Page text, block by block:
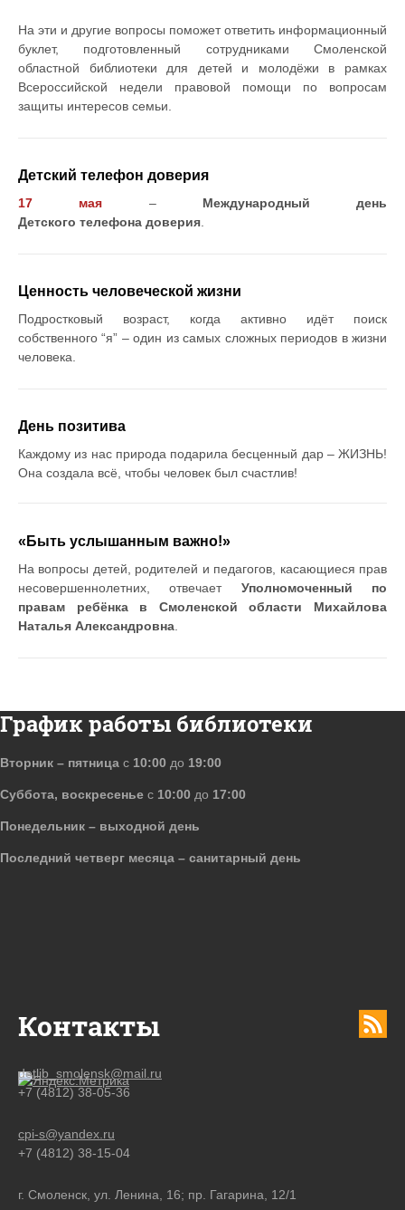
На эти и другие вопросы поможет ответить информационный
буклет, подготовленный сотрудниками Смоленской
областной библиотеки для детей и молодёжи в рамках
Всероссийской недели правовой помощи по вопросам
защиты интересов семьи.
Детский телефон доверия
17 мая – Международный день
Детского телефона доверия
Ценность человеческой жизни
Подростковый возраст, когда активно идёт поиск
собственного “я” – один из самых сложных периодов в жизни
человека.
День позитива
Каждому из нас природа подарила бесценный дар – ЖИЗНЬ!
Она создала всё, чтобы человек был счастлив!
«Быть услышанным важно!»
На вопросы детей, родителей и педагогов, касающиеся прав
несовершеннолетних, отвечает Уполномоченный по
правам ребёнка в Смоленской области Михайлова
Наталья Александровна.
Контакты
detlib_smolensk@mail.ru
+7 (4812) 38-05-36
cpi-s@yandex.ru
+7 (4812) 38-15-04
г. Смоленск, ул. Ленина, 16; пр. Гагарина, 12/1
График работы библиотеки
Вторник – пятница с 10:00 до 19:00
Суббота, воскресенье с 10:00 до 17:00
Понедельник – выходной день
Последний четверг месяца – санитарный день